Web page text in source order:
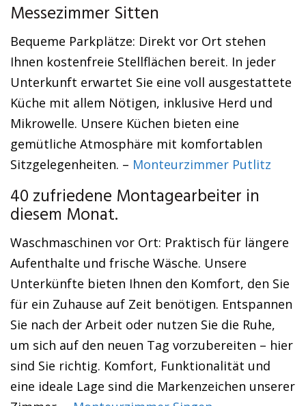
Messezimmer Sitten
Bequeme Parkplätze: Direkt vor Ort stehen
Ihnen kostenfreie Stellflächen bereit. In jeder
Unterkunft erwartet Sie eine voll ausgestattete
Küche mit allem Nötigen, inklusive Herd und
Mikrowelle. Unsere Küchen bieten eine
gemütliche Atmosphäre mit komfortablen
Sitzgelegenheiten. – Monteurzimmer Putlitz
40 zufriedene Montagearbeiter in
diesem Monat.
Waschmaschinen vor Ort: Praktisch für längere
Aufenthalte und frische Wäsche. Unsere
Unterkünfte bieten Ihnen den Komfort, den Sie
für ein Zuhause auf Zeit benötigen. Entspannen
Sie nach der Arbeit oder nutzen Sie die Ruhe,
um sich auf den neuen Tag vorzubereiten – hier
sind Sie richtig. Komfort, Funktionalität und
eine ideale Lage sind die Markenzeichen unserer